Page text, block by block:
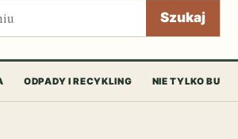
Szukaj
ODPADY I RECYKLING NIE TYLKO